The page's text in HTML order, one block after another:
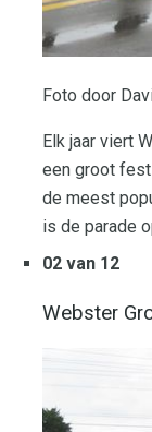
Foto door
Elk jaar viert
een groot
de meest
is de parade
02 van 12
Webster